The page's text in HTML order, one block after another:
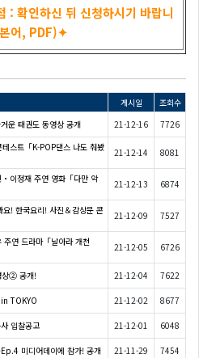
: 확인하신 뒤 신청하시기 바랍니
어, PDF)✦
게시일
조회수
운 태권도 동영상 공개 21-12-16 7726
스트「K-POP댄스 나도 춰봤
21-12-14 8081
이정재 주연 영화「다만 악
21-12-13 6874
! 한국요리! 사진＆감상문 콘
21-12-09 7527
주연 드라마「날아라 개천
21-12-05 6726
상② 공개! 21-12-04 7622
TOKYO 21-12-02 8677
입찰공고 21-12-01 6048
미디어데이에 참가! 공개 21-11-29 7454